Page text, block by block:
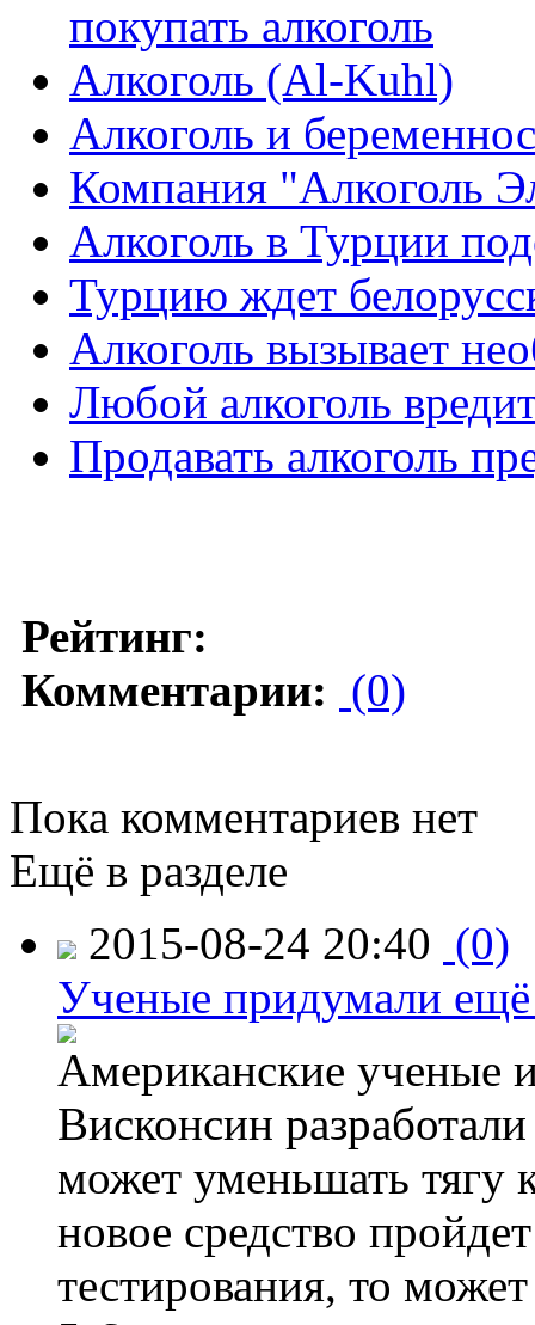
покупать алкоголь
Алкоголь (Al-Kuhl)
Алкоголь и
Компания "Алкоголь
Алкоголь в Турции
Турцию ждет
Алкоголь вызывает
Любой алкоголь
Продавать алкоголь
Рейтинг:
Комментарии: (0)
Пока комментариев нет
Ещё в разделе
2015-08-24 20:40 (0)
Ученые придумали ещё
Американские ученые
Висконсин
может уменьшать тягу
новое средство
тестирования, то